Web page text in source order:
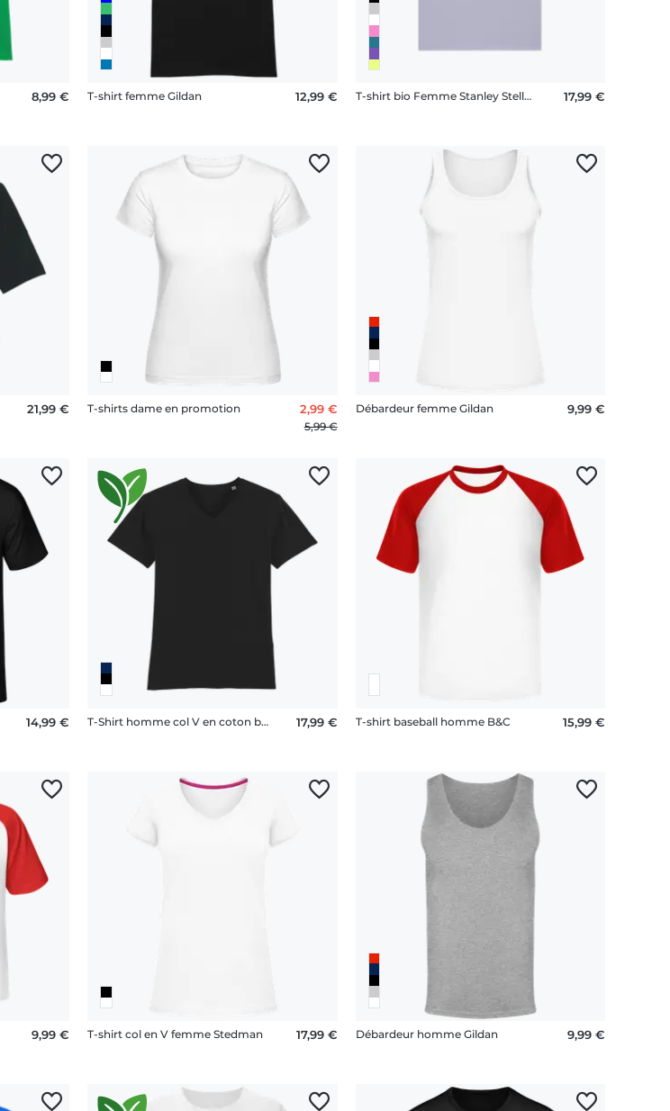
8,99 € T-shirt femme Gildan 12,99 € T-shirt bio Femme Stanley Stella 2.0 17,99 €
21,99 € T-shirts dame en promotion 2,99 €
5,99 €
Débardeur femme Gildan 9,99 €
14,99 € T-Shirt homme col V en coton biologique Stanley Stella 17,99 € T-shirt baseball homme B&C 15,99 €
9,99 € T-shirt col en V femme Stedman 17,99 € Débardeur homme Gildan 9,99 €